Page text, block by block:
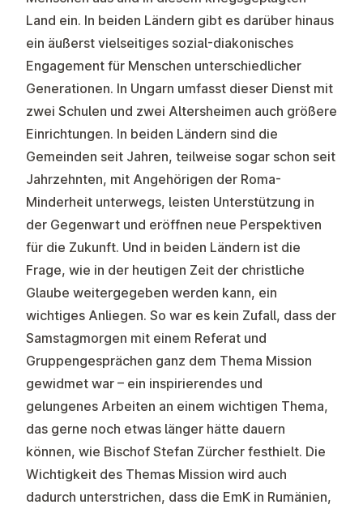
Land ein. In beiden Ländern gibt es darüber hinaus
ein äußerst vielseitiges sozial-diakonisches
Engagement für Menschen unterschiedlicher
Generationen. In Ungarn umfasst dieser Dienst mit
zwei Schulen und zwei Altersheimen auch größere
Einrichtungen. In beiden Ländern sind die
Gemeinden seit Jahren, teilweise sogar schon seit
Jahrzehnten, mit Angehörigen der Roma-
Minderheit unterwegs, leisten Unterstützung in
der Gegenwart und eröffnen neue Perspektiven
für die Zukunft. Und in beiden Ländern ist die
Frage, wie in der heutigen Zeit der christliche
Glaube weitergegeben werden kann, ein
wichtiges Anliegen. So war es kein Zufall, dass der
Samstagmorgen mit einem Referat und
Gruppengesprächen ganz dem Thema Mission
gewidmet war – ein inspirierendes und
gelungenes Arbeiten an einem wichtigen Thema,
das gerne noch etwas länger hätte dauern
können, wie Bischof Stefan Zürcher festhielt. Die
Wichtigkeit des Themas Mission wird auch
dadurch unterstrichen, dass die EmK in Rumänien,